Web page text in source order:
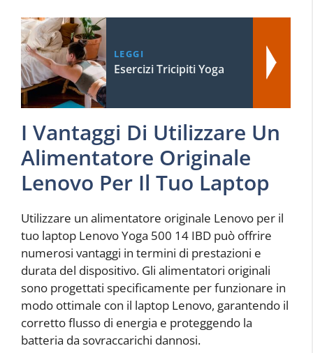
LEGGI
Esercizi Tricipiti Yoga
I Vantaggi Di Utilizzare Un
Alimentatore Originale
Lenovo Per Il Tuo Laptop
Utilizzare un alimentatore originale Lenovo per il
tuo laptop Lenovo Yoga 500 14 IBD può offrire
numerosi vantaggi in termini di prestazioni e
durata del dispositivo. Gli alimentatori originali
sono progettati specificamente per funzionare in
modo ottimale con il laptop Lenovo, garantendo il
corretto flusso di energia e proteggendo la
batteria da sovraccarichi dannosi.